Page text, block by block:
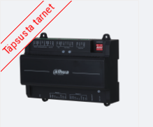
Täpsusta tarnet